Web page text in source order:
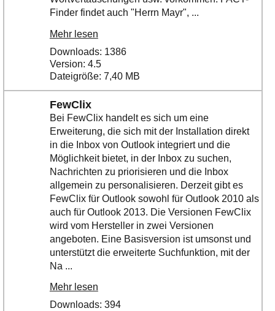
Finder findet auch "Herrn Mayr", ...
Mehr lesen
Downloads: 1386
Version: 4.5
Dateigröße: 7,40 MB
FewClix
Bei FewClix handelt es sich um eine
Erweiterung, die sich mit der Installation direkt
in die Inbox von Outlook integriert und die
Möglichkeit bietet, in der Inbox zu suchen,
Nachrichten zu priorisieren und die Inbox
allgemein zu personalisieren. Derzeit gibt es
FewClix für Outlook sowohl für Outlook 2010 als
auch für Outlook 2013. Die Versionen FewClix
wird vom Hersteller in zwei Versionen
angeboten. Eine Basisversion ist umsonst und
unterstützt die erweiterte Suchfunktion, mit der
Na ...
Mehr lesen
Downloads: 394